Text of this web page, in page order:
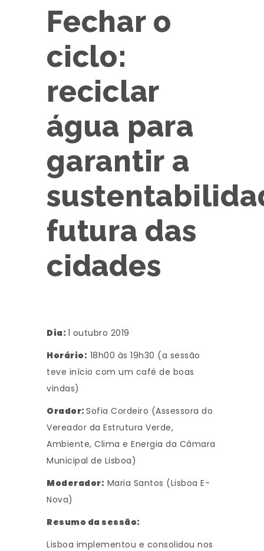
Fechar o
ciclo:
reciclar
água para
garantir a
futura das
cidades
Dia: 1 outubro 2019
Horário: 18h00 às 19h30 (a sessão
teve início com um café de boas
vindas)
Orador: Sofia Cordeiro (Assessora do
Vereador da Estrutura Verde,
Ambiente, Clima e Energia da Câmara
Municipal de Lisboa)
Moderador: Maria Santos (Lisboa E-
Nova)
Resumo da sessão:
Lisboa implementou e consolidou nos